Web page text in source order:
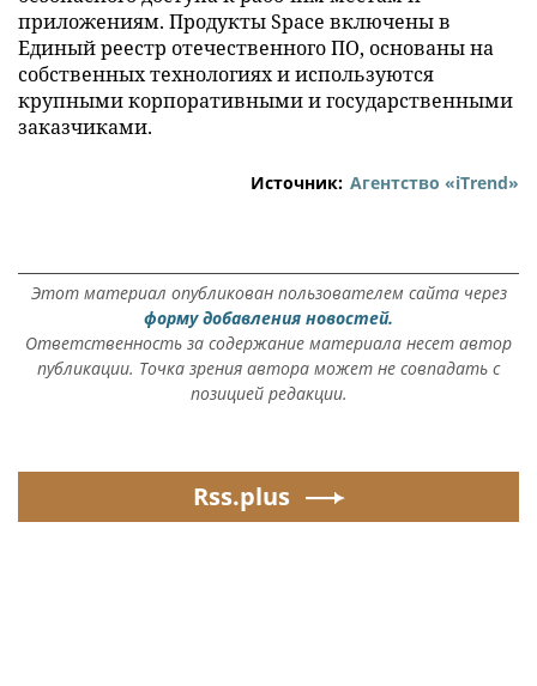
приложениям. Продукты Space включены в
Единый реестр отечественного ПО, основаны на
собственных технологиях и используются
крупными корпоративными и государственными
заказчиками.
Источник: Агентство «iTrend»
Этот материал опубликован пользователем сайта через
форму добавления новостей.
Ответственность за содержание материала несет автор
публикации. Точка зрения автора может не совпадать с
позицией редакции.
Rss.plus